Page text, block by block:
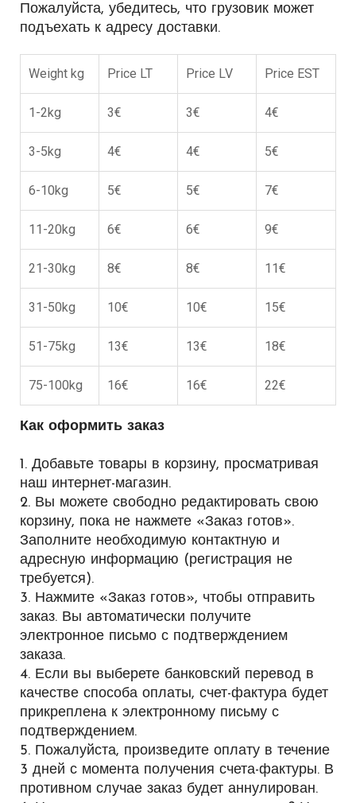
Пожалуйста, убедитесь, что грузовик может
подъехать к адресу доставки.
Weight kg Price LT Price LV Price EST
1-2kg 3€ 3€ 4€
3-5kg 4€ 4€ 5€
6-10kg 5€ 5€ 7€
11-20kg 6€ 6€ 9€
21-30kg 8€ 8€ 11€
31-50kg 10€ 10€ 15€
51-75kg 13€ 13€ 18€
75-100kg 16€ 16€ 22€
Как оформить заказ
1. Добавьте товары в корзину, просматривая
наш интернет-магазин.
2. Вы можете свободно редактировать свою
корзину, пока не нажмете «Заказ готов».
Заполните необходимую контактную и
адресную информацию (регистрация не
требуется).
3. Нажмите «Заказ готов», чтобы отправить
заказ. Вы автоматически получите
электронное письмо с подтверждением
заказа.
4. Если вы выберете банковский перевод в
качестве способа оплаты, счет-фактура будет
прикреплена к электронному письму с
подтверждением.
5. Пожалуйста, произведите оплату в течение
3 дней с момента получения счета-фактуры. В
противном случае заказ будет аннулирован.